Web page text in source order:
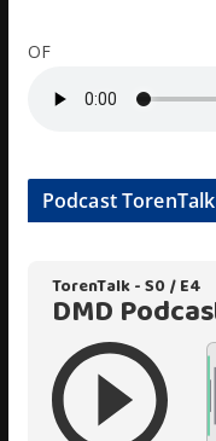
OF
Podcast TorenTalk